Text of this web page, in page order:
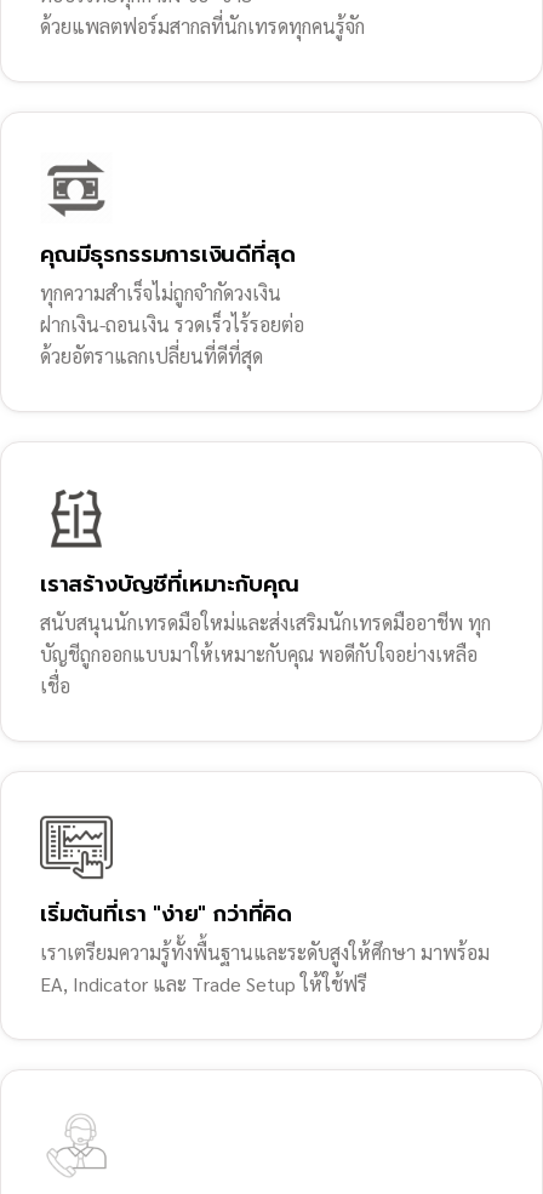
ด้วยแพลตฟอร์มสากลที่นักเทรดทุกคนรู้จัก
คุณมีธุรกรรมการเงินดีที่สุด
ทุกความสำเร็จไม่ถูกจำกัดวงเงิน
ฝากเงิน-ถอนเงิน รวดเร็วไร้รอยต่อ
ด้วยอัตราแลกเปลี่ยนที่ดีที่สุด
เราสร้างบัญชีที่เหมาะกับคุณ
สนับสนุนนักเทรดมือใหม่และส่งเสริมนักเทรดมืออาชีพ ทุก
บัญชีถูกออกแบบมาให้เหมาะกับคุณ พอดีกับใจอย่างเหลือ
เชื่อ
เริ่มต้นที่เรา "ง่าย" กว่าที่คิด
เราเตรียมความรู้ทั้งพื้นฐานและระดับสูงให้ศึกษา มาพร้อม
EA, Indicator และ Trade Setup ให้ใช้ฟรี